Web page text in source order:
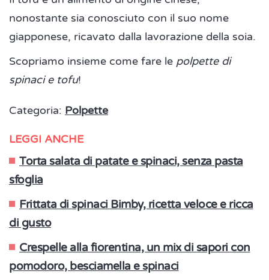
nonostante sia conosciuto con il suo nome
giapponese, ricavato dalla lavorazione della soia.
Scopriamo insieme come fare le polpette di
spinaci e tofu!
Categoria: Polpette
LEGGI ANCHE
Torta salata di patate e spinaci, senza pasta
sfoglia
Frittata di spinaci Bimby, ricetta veloce e ricca
di gusto
Crespelle alla fiorentina, un mix di sapori con
pomodoro, besciamella e spinaci